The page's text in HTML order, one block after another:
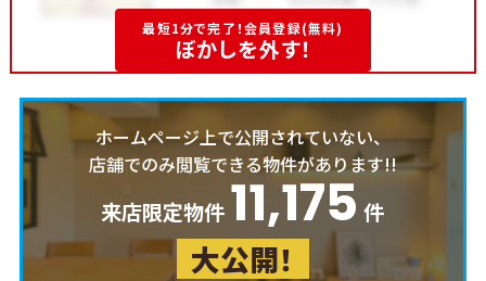
最短1分で完了！会員登録(無料)
ぼかしを外す！
ホームページ上で公開されていない、
店舗でのみ閲覧できる物件があります!!
来店限定物件 11,175 件
大公開！